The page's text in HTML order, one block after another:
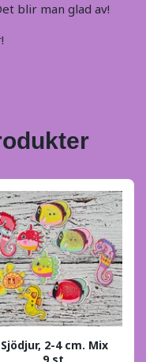
blir man glad av!
Sjödjur, 2-4 cm. Mix